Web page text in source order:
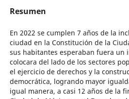
Resumen
En 2022 se cumplen 7 años de la
ciudad en la Constitución de la
sus habitantes esperaban fuera un
colocara del lado de los sectores
el ejercicio de derechos y la
democrática, logrando mayor
igual manera, a casi 12 años de la